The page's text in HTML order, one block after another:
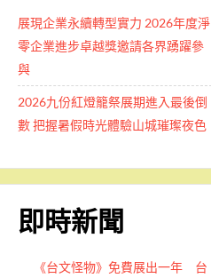
展現企業永續轉型實力 2026年度淨
零企業進步卓越獎邀請各界踴躍參
與
2026九份紅燈籠祭展期進入最後倒
數 把握暑假時光體驗山城璀璨夜色
即時新聞
《台文怪物》免費展出一年 台